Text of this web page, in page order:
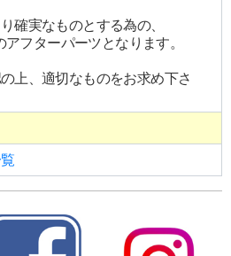
確実なものとする為の、
フターパーツとなります。
上、適切なものをお求め下さ